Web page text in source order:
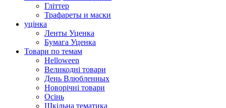
Гліттер
Трафареты и маски
уцінка
Ленты Уценка
Бумага Уценка
Товари по темам
Helloween
Великодні товари
День Влюбленных
Новорічні товари
Осінь
Шкільна тематика